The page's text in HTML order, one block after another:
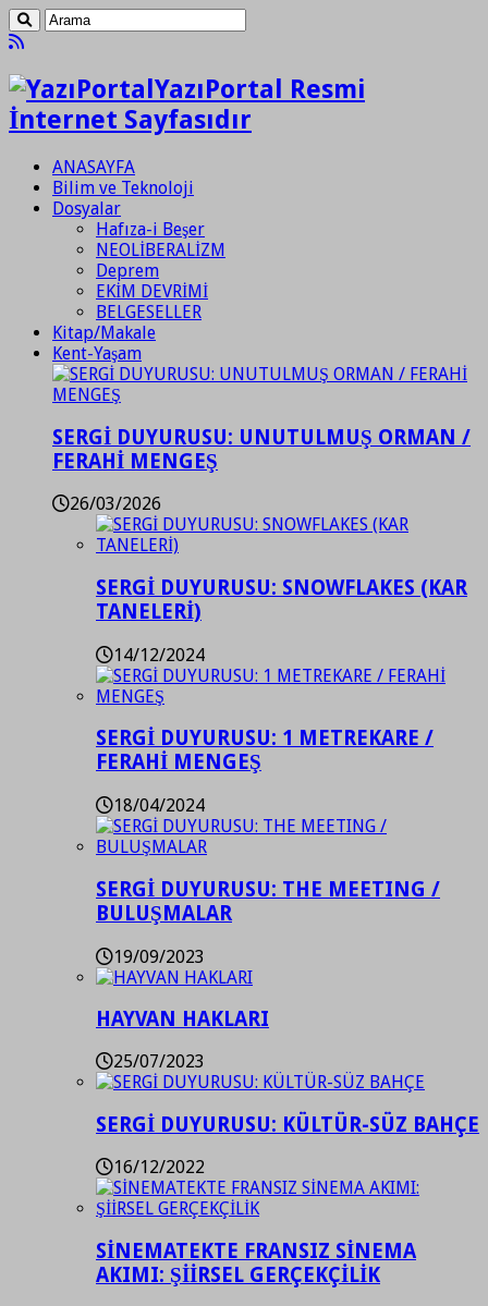
YazıPortal Resmi
İnternet Sayfasıdır
ANASAYFA
Bilim ve Teknoloji
Dosyalar
Hafıza-i Beşer
NEOLİBERALİZM
Deprem
EKİM DEVRİMİ
BELGESELLER
Kitap/Makale
Kent-Yaşam
SERGİ DUYURUSU: UNUTULMUŞ ORMAN /
FERAHİ MENGEŞ
26/03/2026
SERGİ DUYURUSU: SNOWFLAKES (KAR
TANELERİ)
14/12/2024
SERGİ DUYURUSU: 1 METREKARE /
FERAHİ MENGEŞ
18/04/2024
SERGİ DUYURUSU: THE MEETING /
BULUŞMALAR
19/09/2023
HAYVAN HAKLARI
25/07/2023
SERGİ DUYURUSU: KÜLTÜR-SÜZ BAHÇE
16/12/2022
SİNEMATEKTE FRANSIZ SİNEMA
AKIMI: ŞİİRSEL GERÇEKÇİLİK